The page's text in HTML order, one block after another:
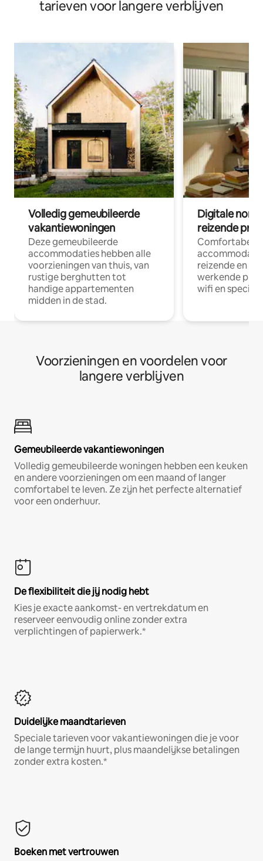
tarieven voor langere verblijven
Volledig gemeubileerde
vakantiewoningen
Deze gemeubileerde
accommodaties hebben alle
voorzieningen van thuis, van
rustige berghutten tot
handige appartementen
midden in de stad.
Digitale
reizende
Comfortabele
reizende en
werkende
wifi en
Voorzieningen en voordelen voor
langere verblijven
Gemeubileerde vakantiewoningen
Volledig gemeubileerde woningen hebben een keuken
en andere voorzieningen om een maand of langer
comfortabel te leven. Ze zijn het perfecte alternatief
voor een onderhuur.
De flexibiliteit die jij nodig hebt
Kies je exacte aankomst- en vertrekdatum en
reserveer eenvoudig online zonder extra
verplichtingen of papierwerk.*
Duidelijke maandtarieven
Speciale tarieven voor vakantiewoningen die je voor
de lange termijn huurt, plus maandelijkse betalingen
zonder extra kosten.*
Boeken met vertrouwen